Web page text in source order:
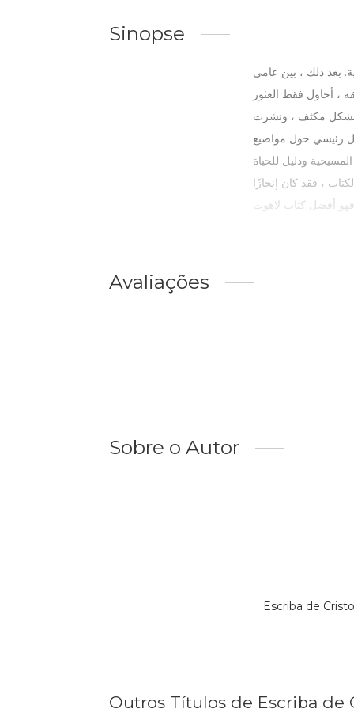
Sinopse
بعد ذلك ، بين عامي
، أحاول فقط العثور
إلى 2023 كرست حياتي للكتابة بشكل مكثف ، ونشرت
مرت أكثر من 30 عامًا من الكتابة بشكل رئيسي حول مواضيع
ودليل للحياة
كتابي ، بالنسبة لحجم الكتاب ، فقد كان إنجازًا
Avaliações
Sobre o Autor
Escriba de
Outros Títulos de Escriba de